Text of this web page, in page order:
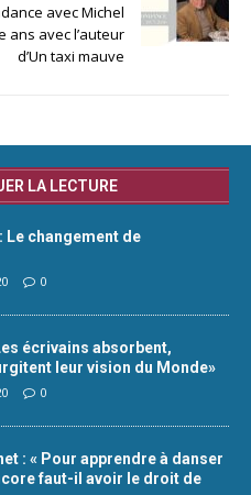
avec Michel
ans avec l’auteur
d’Un taxi mauve
LA LECTURE
Le changement de
0
écrivains absorbent,
leur vision du Monde»
0
: « Pour apprendre à danser
faut-il avoir le droit de